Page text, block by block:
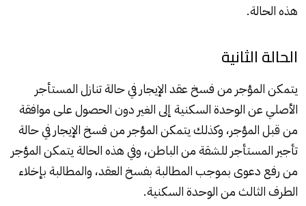
هذه الحالة.
الحالة الثانية
يتمكن المؤجر من فسخ عقد الإيجار في حالة تنازل المستأجر
الأصلي عن الوحدة السكنية إلى الغير دون الحصول على موافقة
من قبل المؤجر، وكذلك يتمكن المؤجر من فسخ الإيجار في حالة
تأجير المستأجر للشقة من الباطن، وفي هذه الحالة يتمكن المؤجر
من رفع دعوى بموجب المطالبة بفسخ العقد، والمطالبة بإخلاء
الطرف الثالث من الوحدة السكنية.